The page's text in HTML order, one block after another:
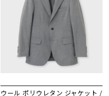
ウール ポリウレタン ジャケット /